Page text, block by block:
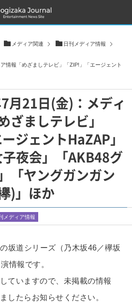
メディア関連 日刊メディア情報
情報「めざましテレビ」「ZIP!」「エージェント
月21日(金)：メディ
ざましテレビ」
ジェントHaZAP」
子夜会」「AKB48グ
「ヤングガンガン
)」ほか
メディア情報
坂道シリーズ（乃木坂46／欅坂
情報です。
ていますので、未掲載の情報
したらお知らせください。